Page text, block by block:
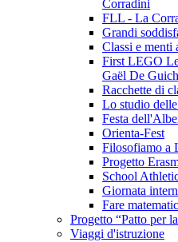
Corradini
FLL - La
Grandi
Classi e menti
First LEGO
Gaël De
Racchette di
Lo studio
Festa
Orienta-Fest
Filosofiamo a
Progetto
School
Giornata
Fare
Progetto “Patto per
Viaggi d'istruzione